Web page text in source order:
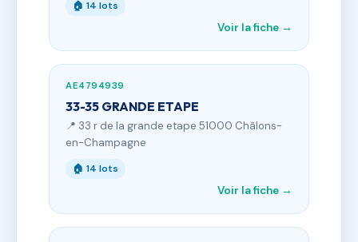
🏠 14 lots
Voir la fiche →
AE4794939
33-35 GRANDE ETAPE
📍 33 r de la grande etape 51000 Châlons-
en-Champagne
🏠 14 lots
Voir la fiche →